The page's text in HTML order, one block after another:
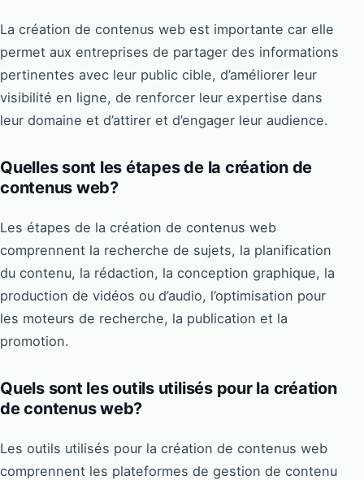
La création de contenus web est importante car elle
permet aux entreprises de partager des informations
pertinentes avec leur public cible, d’améliorer leur
visibilité en ligne, de renforcer leur expertise dans
leur domaine et d’attirer et d’engager leur audience.
Quelles sont les étapes de la création de
contenus web?
Les étapes de la création de contenus web
comprennent la recherche de sujets, la planification
du contenu, la rédaction, la conception graphique, la
production de vidéos ou d’audio, l’optimisation pour
les moteurs de recherche, la publication et la
promotion.
Quels sont les outils utilisés pour la création
de contenus web?
Les outils utilisés pour la création de contenus web
comprennent les plateformes de gestion de contenu